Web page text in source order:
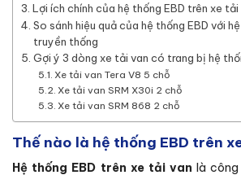
Lợi ích chính của hệ thống EBD trên xe tải
So sánh hiệu quả của hệ thống EBD với
truyền thống
Gợi ý 3 dòng xe tải van có trang bị hệ
Xe tải van Tera V8 5 chỗ
Xe tải van SRM X30i 2 chỗ
Xe tải van SRM 868 2 chỗ
Thế nào là hệ thống EBD trên
Hệ thống EBD trên xe tải vanlà